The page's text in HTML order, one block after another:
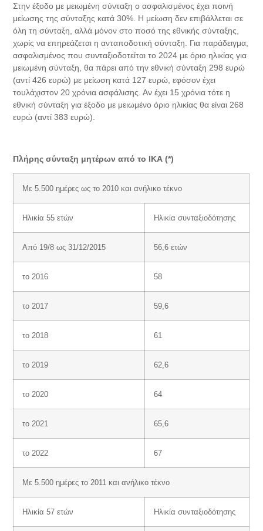
Στην έξοδο με μειωμένη σύνταξη ο ασφαλισμένος έχει ποινή
μείωσης της σύνταξης κατά 30%. Η μείωση δεν επιβάλλεται σε
όλη τη σύνταξη, αλλά μόνον στο ποσό της εθνικής σύνταξης,
χωρίς να επηρεάζεται η ανταποδοτική σύνταξη. Για παράδειγμα,
ασφαλισμένος που συνταξιοδοτείται το 2024 με όριο ηλικίας για
μειωμένη σύνταξη, θα πάρει από την εθνική σύνταξη 298 ευρώ
(αντί 426 ευρώ) με μείωση κατά 127 ευρώ, εφόσον έχει
τουλάχιστον 20 χρόνια ασφάλισης. Αν έχει 15 χρόνια τότε η
εθνική σύνταξη για έξοδο με μειωμένο όριο ηλικίας θα είναι 268
ευρώ (αντί 383 ευρώ).
Πλήρης σύνταξη μητέρων από το ΙΚΑ (*)
Με 5.500 ημέρες ως το 2010 και ανήλικο τέκνο
Ηλικία 55 ετών Ηλικία συνταξιοδότησης
Από 19/8 ως 31/12/2015 56,6 ετών
το 2016 58
το 2017 59,6
το 2018 61
το 2019 62,6
το 2020 64
το 2021 65,6
το 2022 67
Με 5.500 ημέρες το 2011 και ανήλικο τέκνο
Ηλικία 57 ετών Ηλικία συνταξιοδότησης